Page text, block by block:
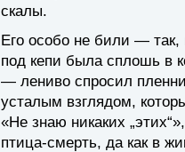
скалы.
Его особо не били — так,
под кепи была сплошь в
— лениво спросил
усталым взглядом,
«Не знаю никаких
птица-смерть, да как в